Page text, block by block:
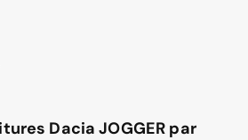
Dacia JOGGER par